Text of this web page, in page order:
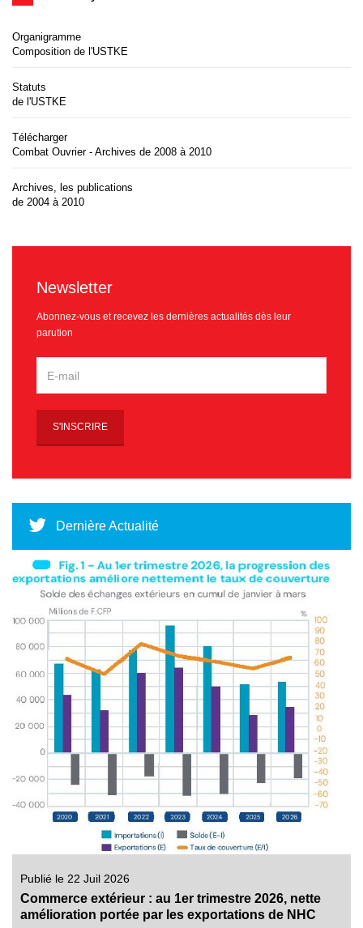
Organigramme
Composition de l'USTKE
Statuts
de l'USTKE
Télécharger
Combat Ouvrier - Archives de 2008 à 2010
Archives, les publications
de 2004 à 2010
Newsletter
Abonnez-vous et recevez les dernières actualités dès leur
parution
Dernière Actualité
Publié le 22 Juil 2026
Commerce extérieur : au 1er trimestre 2026, nette
amélioration portée par les exportations de NHC